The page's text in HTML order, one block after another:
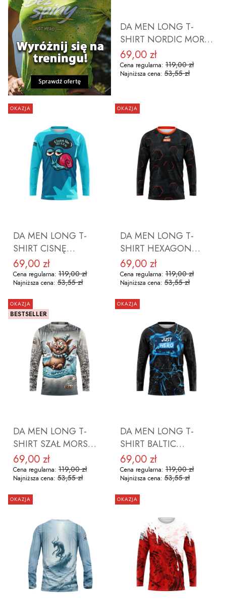
DA MEN LONG T-
SHIRT NORDIC MORS
Cena promocyjna
69,00 zł
Cena regularna: 119,00 zł
Najniższa cena: 53,55 zł
DO KOSZYKA
OKAZJA
DA MEN LONG T-
SHIRT CISNĘ
Cena promocyjna
69,00 zł
Cena regularna: 119,00 zł
Najniższa cena: 53,55 zł
DO KOSZYKA
OKAZJA
DA MEN LONG T-
SHIRT HEXAGON
Cena promocyjna
69,00 zł
Cena regularna: 119,00 zł
Najniższa cena: 53,55 zł
DO KOSZYKA
OKAZJA
BESTSELLER
DA MEN LONG T-
SHIRT SZAŁ MORS
Cena promocyjna
69,00 zł
Cena regularna: 119,00 zł
Najniższa cena: 53,55 zł
DO KOSZYKA
OKAZJA
DA MEN LONG T-
SHIRT BALTIC
Cena promocyjna
69,00 zł
Cena regularna: 119,00 zł
Najniższa cena: 53,55 zł
DO KOSZYKA
OKAZJA OKAZJA